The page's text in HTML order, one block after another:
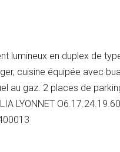
lumineux en duplex de
cuisine équipée avec
au gaz. 2 places de
LYONNET